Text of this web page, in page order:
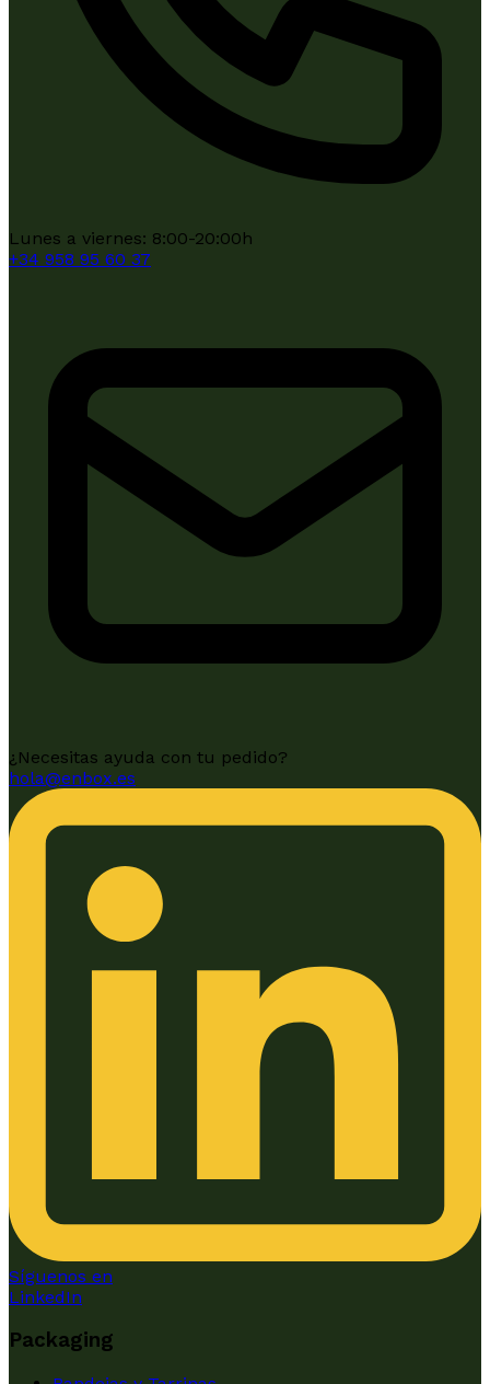
Lunes a viernes: 8:00-20:00h
+34 958 95 60 37
¿Necesitas ayuda con tu pedido?
hola@enbox.es
Síguenos en
LinkedIn
Packaging